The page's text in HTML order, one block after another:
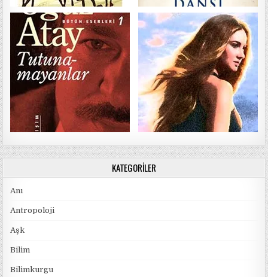
KATEGORILER
Anı
Antropoloji
Aşk
Bilim
Bilimkurgu